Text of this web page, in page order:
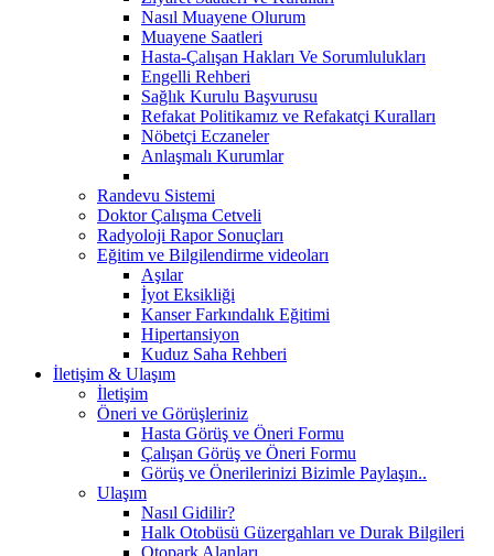
Nasıl Muayene Olurum
Muayene Saatleri
Hasta-Çalışan Hakları Ve Sorumlulukları
Engelli Rehberi
Sağlık Kurulu Başvurusu
Refakat Politikamız ve Refakatçi Kuralları
Nöbetçi Eczaneler
Anlaşmalı Kurumlar
Randevu Sistemi
Doktor Çalışma Cetveli
Radyoloji Rapor Sonuçları
Eğitim ve Bilgilendirme videoları
Aşılar
İyot Eksikliği
Kanser Farkındalık Eğitimi
Hipertansiyon
Kuduz Saha Rehberi
İletişim & Ulaşım
İletişim
Öneri ve Görüşleriniz
Hasta Görüş ve Öneri Formu
Çalışan Görüş ve Öneri Formu
Görüş ve Önerilerinizi Bizimle Paylaşın..
Ulaşım
Nasıl Gidilir?
Halk Otobüsü Güzergahları ve Durak Bilgileri
Otopark Alanları